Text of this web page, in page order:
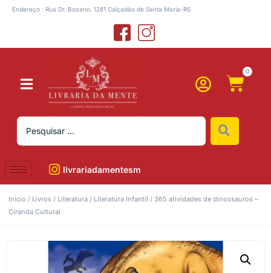
Endereço : Rua Dr. Bozano, 1281 Calçadão de Santa Maria-RS
0
livrariadamentesm
Início / Livros / Literatura / Literatura Infantil / 365 atividades de dinossauros –
Ciranda Cultural